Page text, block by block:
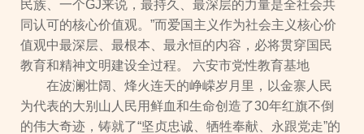
民族、一个GJ来说，最持久、最深层的力量是全社会共
同认可的核心价值观。”而爱国主义作为社会主义核心价
值观中最深层、最根本、最永恒的内容，必将贯穿国民
教育和精神文明建设全过程。 六安市党性教育基地
在波澜壮阔、烽火连天的峥嵘岁月里，以金寨人民
为代表的大别山人民用鲜血和生命创造了30年红旗不倒
的伟大奇迹，铸就了“坚贞忠诚、牺牲奉献、永跟党走”的